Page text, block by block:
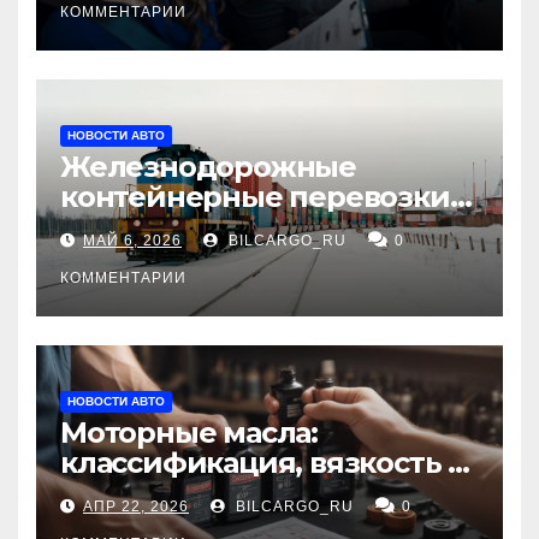
КОММЕНТАРИИ
НОВОСТИ АВТО
Железнодорожные
контейнерные перевозки
из Китая в Россию:
маршруты, сроки и
требования
МАЙ 6, 2026 BILCARGO_RU 0
КОММЕНТАРИИ
НОВОСТИ АВТО
Моторные масла:
классификация, вязкость и
рекомендации по выбору
для различных типов
АПР 22, 2026 BILCARGO_RU 0